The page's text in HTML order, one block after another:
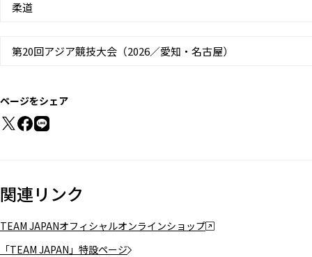
柔道
第20回アジア競技大会（2026／愛知・名古屋）
ページをシェア
関連リンク
TEAM JAPANオフィシャルオンラインショップ
「TEAM JAPAN」特設ページ